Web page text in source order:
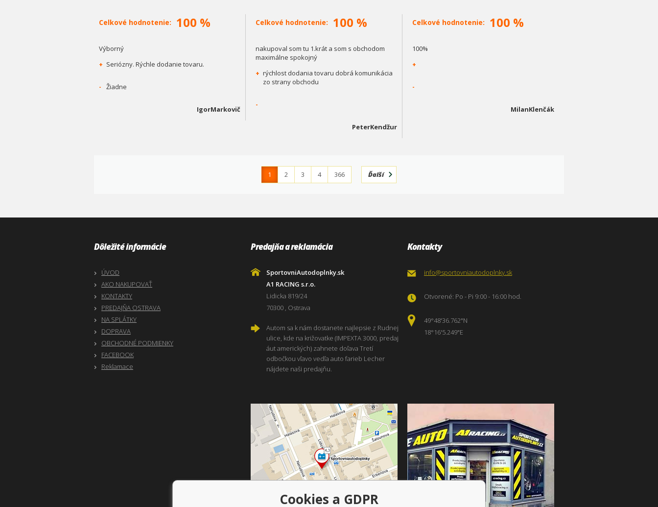
Celkové hodnotenie: 100 %
Výborný
+ Seriózny. Rýchle dodanie tovaru.
- Žiadne
IgorMarkovič
Celkové hodnotenie: 100 %
nakupoval som tu 1.krát a som s obchodom
maximálne spokojný
+ rýchlost dodania tovaru dobrá komunikácia
zo strany obchodu
-
PeterKendžur
Celkové hodnotenie: 100 %
100%
+
-
MilanKlenčák
1 2 3 4 366 Ďalší
Dôležité informácie
ÚVOD
AKO NAKUPOVAŤ
KONTAKTY
PREDAJŇA OSTRAVA
NA SPLÁTKY
DOPRAVA
OBCHODNÉ PODMIENKY
FACEBOOK
Reklamace
Predajňa a reklamácia
SportovniAutodoplnky.sk
A1 RACING s.r.o.
Lidicka 819/24
70300 , Ostrava
Autom sa k nám dostanete najlepsie z Rudnej
ulice, kde na križovatke (IMPEXTA 3000, predaj
áut amerických) zahnete doľava Tretí
odbočkou vľavo vedľa auto farieb Lecher
nájdete naši predajňu.
Kontakty
info@sportovniautodoplnky.sk
Otvorené: Po - Pi 9:00 - 16:00 hod.
49°48'36.762"N
18°16'5.249"E
Cookies a GDPR